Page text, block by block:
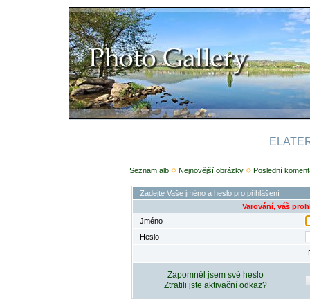
Seznam alb Nejnovější obrázky Poslední
Zadejte Vaše jméno a heslo pro přihlášení
Varování, váš
Jméno
Heslo
Zapomněl jsem své heslo
Ztratili jste aktivační odkaz?